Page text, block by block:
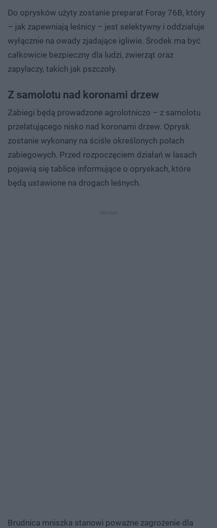
Do oprysków użyty zostanie preparat Foray 76B, który
– jak zapewniają leśnicy – jest selektywny i oddziałuje
wyłącznie na owady zjadające igliwie. Środek ma być
całkowicie bezpieczny dla ludzi, zwierząt oraz
zapylaczy, takich jak pszczoły.
Z samolotu nad koronami drzew
Zabiegi będą prowadzone agrolotniczo – z samolotu
przelatującego nisko nad koronami drzew. Oprysk
zostanie wykonany na ściśle określonych polach
zabiegowych. Przed rozpoczęciem działań w lasach
pojawią się tablice informujące o opryskach, które
będą ustawione na drogach leśnych.
Brudnica mniszka stanowi poważne zagrożenie dla